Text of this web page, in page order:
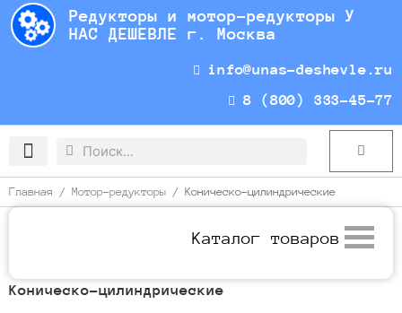
Перейти
содержимому
Редукторы и мотор-редукторы У
НАС ДЕШЕВЛЕ г. Москва
info@unas-deshevle.ru
8 (800) 333-45-77
Search
Search Cart
Главная / Мотор-редукторы / Коническо-цилиндрические
Каталог товаров
Коническо-цилиндрические